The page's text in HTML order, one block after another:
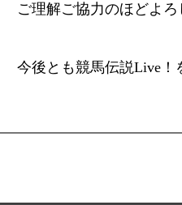
ご理解ご協力のほどよ
今後とも競馬伝説Live！